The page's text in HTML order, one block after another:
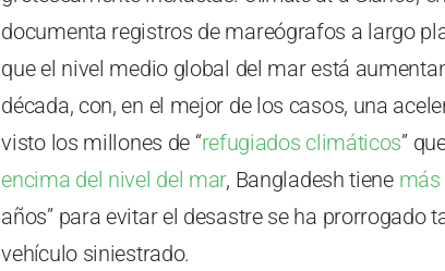
documenta registros de mareógrafos a largo
que el nivel medio global del mar está
década, con, en el mejor de los casos, una
visto los millones de “refugiados climáticos”
encima del nivel del mar, Bangladesh tiene más
años” para evitar el desastre se ha prorrogado
vehículo siniestrado.